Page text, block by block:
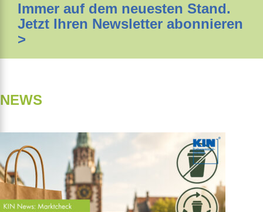
Immer auf dem neuesten Stand.
Jetzt Ihren Newsletter abonnieren
>
NEWS